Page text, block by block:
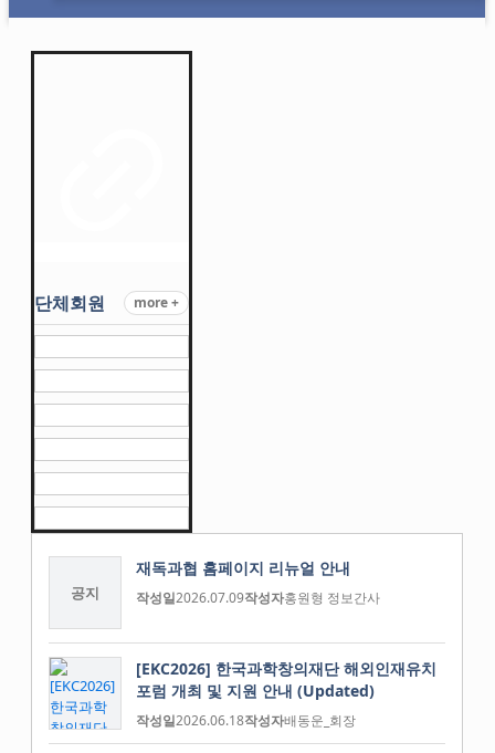
단체회원 more +
공지
재독과협 홈페이지 리뉴얼 안내
작성일2026.07.09작성자홍원형 정보간사
[EKC2026] 한국과학창의재단 해외인재유치
포럼 개최 및 지원 안내 (Updated)
작성일2026.06.18작성자배동운_회장